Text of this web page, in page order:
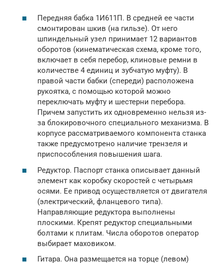
Передняя бабка 1И611П. В средней ее части
смонтирован шкив (на гильзе). От него
шпиндельный узел принимает 12 вариантов
оборотов (кинематическая схема, кроме того,
включает в себя перебор, клиновые ремни в
количестве 4 единиц и зубчатую муфту). В
правой части бабки (спереди) расположена
рукоятка, с помощью которой можно
переключать муфту и шестерни перебора.
Причем запустить их одновременно нельзя из-
за блокировочного специального механизма. В
корпусе рассматриваемого компонента станка
также предусмотрено наличие трензеля и
приспособления повышения шага.
Редуктор. Паспорт станка описывает данный
элемент как коробку скоростей с четырьмя
осями. Ее привод осуществляется от двигателя
(электрический, фланцевого типа).
Направляющие редуктора выполнены
плоскими. Крепят редуктор специальными
болтами к плитам. Числа оборотов оператор
выбирает маховиком.
Гитара. Она размещается на торце (левом)